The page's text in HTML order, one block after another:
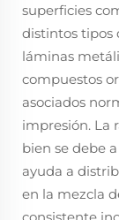
superficies
distintos tipos
láminas
compuestos
asociados
impresión. La
bien se debe
ayuda a
en la mezcla